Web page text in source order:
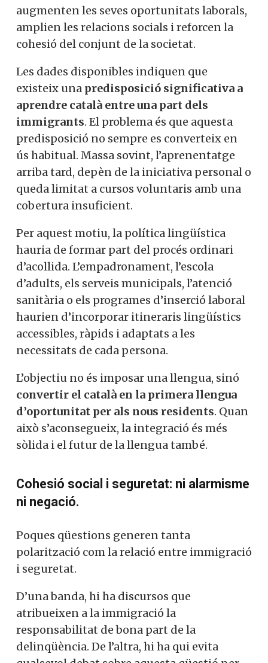
augmenten les seves oportunitats laborals,
amplien les relacions socials i reforcen la
cohesió del conjunt de la societat.
Les dades disponibles indiquen que
existeix una predisposició significativa a
aprendre català entre una part dels
immigrants. El problema és que aquesta
predisposició no sempre es converteix en
ús habitual. Massa sovint, l’aprenentatge
arriba tard, depèn de la iniciativa personal o
queda limitat a cursos voluntaris amb una
cobertura insuficient.
Per aquest motiu, la política lingüística
hauria de formar part del procés ordinari
d’acollida. L’empadronament, l’escola
d’adults, els serveis municipals, l’atenció
sanitària o els programes d’inserció laboral
haurien d’incorporar itineraris lingüístics
accessibles, ràpids i adaptats a les
necessitats de cada persona.
L’objectiu no és imposar una llengua, sinó
convertir el català en la primera llengua
d’oportunitat per als nous residents. Quan
això s’aconsegueix, la integració és més
sòlida i el futur de la llengua també.
Cohesió social i seguretat: ni alarmisme
ni negació.
Poques qüestions generen tanta
polarització com la relació entre immigració
i seguretat.
D’una banda, hi ha discursos que
atribueixen a la immigració la
responsabilitat de bona part de la
delinqüència. De l’altra, hi ha qui evita